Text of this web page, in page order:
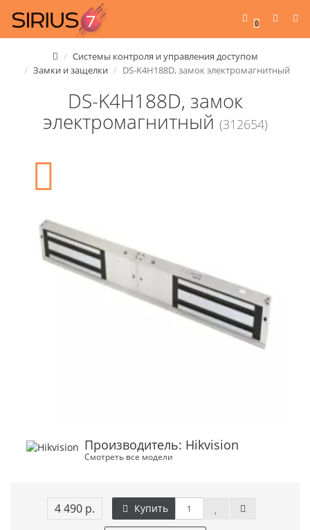
0
Системы контроля и управления доступом
Замки и защелки
DS-K4H188D, замок электромагнитный
DS-K4H188D, замок
электромагнитный (312654)
Производитель: Hikvision
Смотреть все модели
4 490 р. Купить